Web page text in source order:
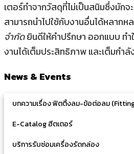
เตอร์ทำจากวัสดุที่ไม่เป็นสนิมซึ่งมักจ
สามารถนำไปใช้กับงานอื่นได้หลากห
จำกัดยินดีให้คำปรึกษา ออกแบบ ทำ
งานได้เต็มประสิทธิภาพ และเต็มกำลั
News & Events
บทความเรื่อง ฟิตติ้งลม-ข้อต่อลม
E-Catalog ฮีตเตอร์
บริการรับซ่อมเครื่องรัดกล่อง